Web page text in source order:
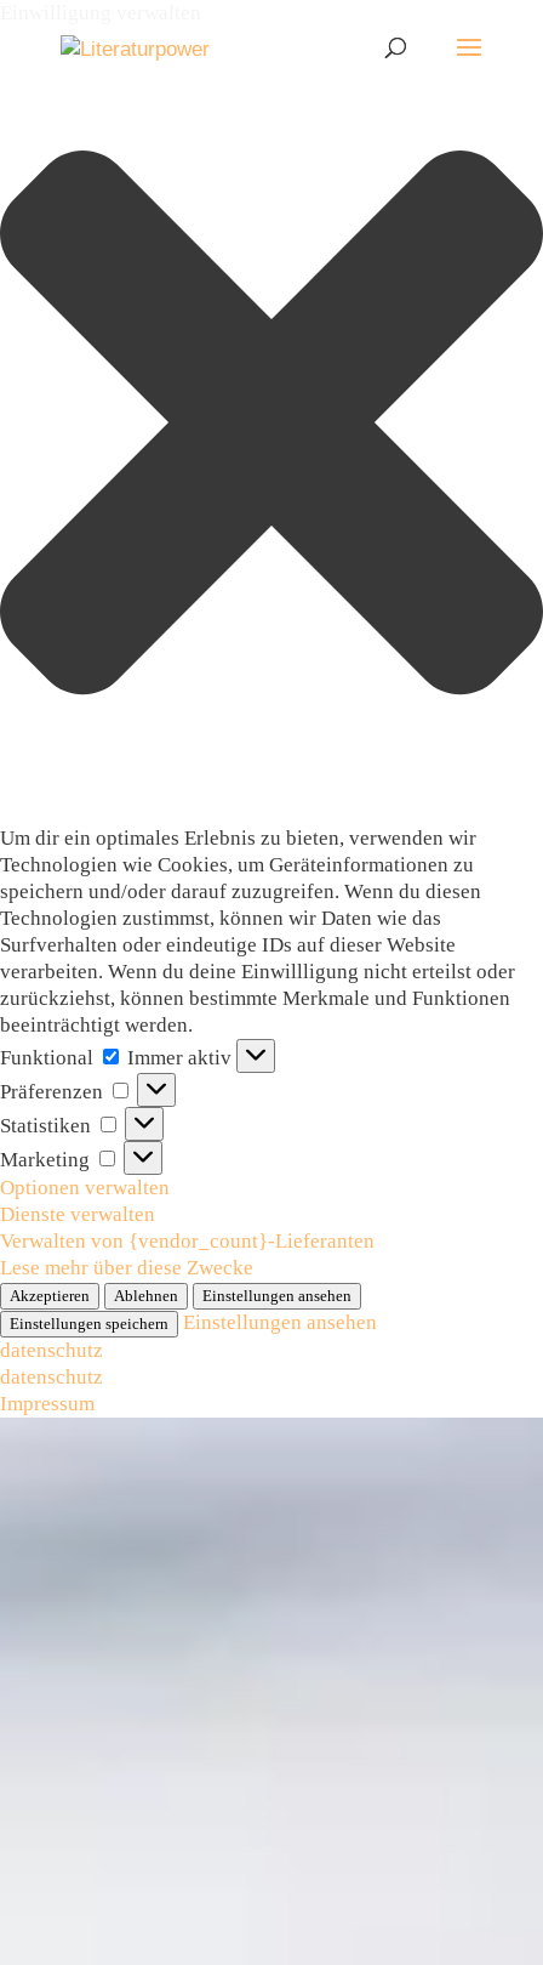
Um dir ein optimales Erlebnis zu bieten, verwenden wir
Technologien wie Cookies, um Geräteinformationen zu
speichern und/oder darauf zuzugreifen. Wenn du diesen
Technologien zustimmst, können wir Daten wie das
Surfverhalten oder eindeutige IDs auf dieser Website
verarbeiten. Wenn du deine Einwillligung nicht erteilst oder
zurückziehst, können bestimmte Merkmale und Funktionen
beeinträchtigt werden.
Funktional
Funktional
Immer aktiv
Präferenzen
Präferenzen
Statistiken
Statistiken
Marketing
Marketing
Optionen verwalten
Dienste verwalten
Verwalten von {vendor_count}-Lieferanten
Lese mehr über diese Zwecke
Akzeptieren Ablehnen
Einstellungen ansehen
Einstellungen speichern
Einstellungen ansehen
datenschutz
datenschutz
Impressum